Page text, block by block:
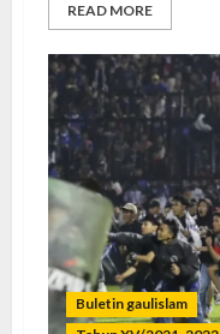
READ MORE
Buletin gaulislam